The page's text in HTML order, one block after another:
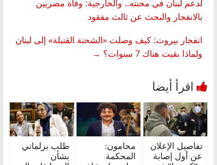
لدعم لبنان في محنته.. والخارجية: وفاة مصريين
بالانفجار والبحث عن ثالث مفقود
انفجار بيروت: كيف وصلت «الشحنة القنبلة» إلى لبنان
ولماذا بقيت هناك 7 سنوات؟
→
تفاصيل الإعلان
عن أول إصابة
محامون:
المحكمة
طلب برلماني
بشأن